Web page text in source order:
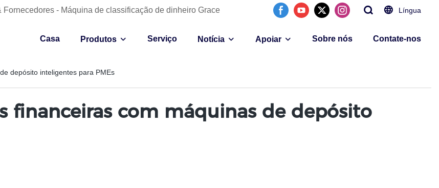
- Máquina de classificação de dinheiro Grace Língua
Casa Produtos Serviço Notícia Apoiar Sobre nós Contate-nos
depósito inteligentes para PMEs
financeiras com máquinas de depósito